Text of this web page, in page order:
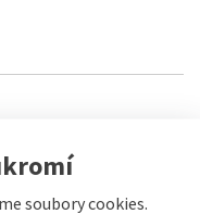
soubory cookies.
nápojová
85,60 Kč 81 Kč